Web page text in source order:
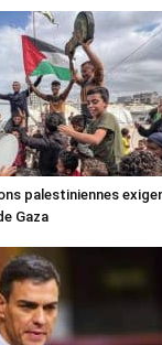
palestiniennes
Gaza